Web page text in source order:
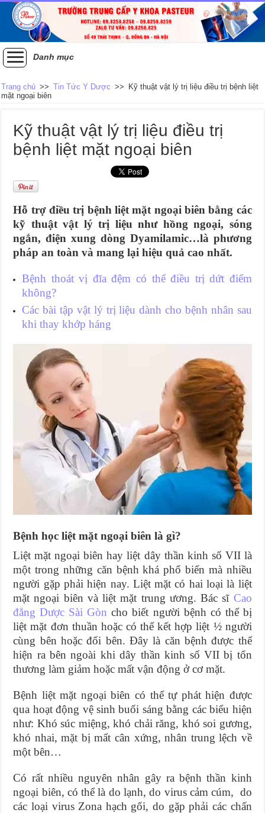
Danh mục
Trang chủ >> Tin Tức Y Dược >> Kỹ thuật vật lý trị liệu điều trị bệnh liệt
mặt ngoại biên
Kỹ thuật vật lý trị liệu điều trị
bệnh liệt mặt ngoại biên
Hỗ trợ điều trị bệnh liệt mặt ngoại biên bằng các
kỹ thuật vật lý trị liệu như hồng ngoại, sóng
ngắn, điện xung dòng Dyamilamic…là phương
pháp an toàn và mang lại hiệu quả cao nhất.
Bệnh thoát vị đĩa đệm có thể điều trị dứt điểm
không?
Các bài tập vật lý trị liệu dành cho bệnh nhân sau
khi thay khớp háng
Bệnh học liệt mặt ngoại biên là gì?
Liệt mặt ngoại biên hay liệt dây thần kinh số VII là
một trong những căn bệnh khá phổ biến mà nhiều
người gặp phải hiện nay. Liệt mặt có hai loại là liệt
mặt ngoại biên và liệt mặt trung ương. Bác sĩ Cao
đẳng Dược Sài Gòn cho biết người bệnh có thể bị
liệt mặt đơn thuần hoặc có thể kết hợp liệt ½ người
cùng bên hoặc đối bên. Đây là căn bệnh được thể
hiện ra bên ngoài khi dây thần kinh số VII bị tổn
thương làm giảm hoặc mất vận động ở cơ mặt.
Bệnh liệt mặt ngoại biên có thể tự phát hiện được
qua hoạt động vệ sinh buổi sáng bằng các biểu hiện
như: Khó súc miệng, khó chải răng, khó soi gương,
khó nhai, mặt bị mất cân xứng, nhân trung lệch về
một bên…
Có rất nhiều nguyên nhân gây ra bệnh thần kinh
ngoại biên, có thể là do lạnh, do virus cảm cúm, do
các loại virus Zona hạch gối, do gặp phải các chấn